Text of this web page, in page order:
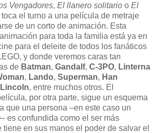
Vengadores, El llanero solitario o El
el turno a una película de metraje
de un corto de animación. Esta
para toda la familia está ya en
para el deleite de todos los fanáticos
y donde veremos caras tan
de Batman, Gandalf, C-3PO, Linterna
, Lando, Superman, Han
, entre muchos otros. El
por otra parte, sigue un esquema
que una persona –en este caso un
es confundida como el ser más
en sus manos el poder de salvar el